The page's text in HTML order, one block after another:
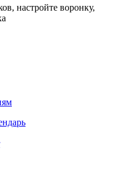
настройте воронку,